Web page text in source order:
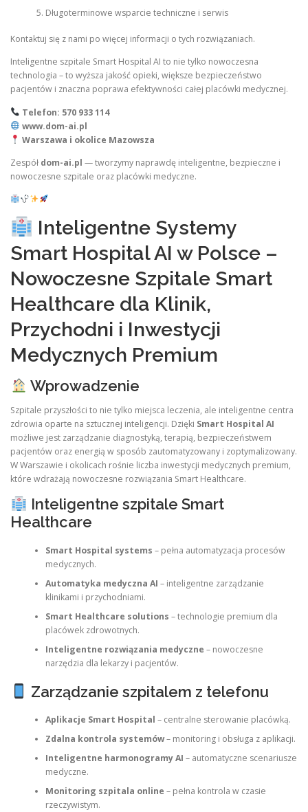
Długoterminowe wsparcie techniczne i serwis
Kontaktuj się z nami po więcej informacji o tych rozwiązaniach.
Inteligentne szpitale Smart Hospital AI to nie tylko nowoczesna
technologia – to wyższa jakość opieki, większe bezpieczeństwo
pacjentów i znaczna poprawa efektywności całej placówki medycznej.
Telefon: 570 933 114
www.dom-ai.pl
Warszawa i okolice Mazowsza
Zespół dom-ai.pl — tworzymy naprawdę inteligentne, bezpieczne i
nowoczesne szpitale oraz placówki medyczne.
Inteligentne Systemy
Smart Hospital AI w Polsce –
Nowoczesne Szpitale Smart
Healthcare dla Klinik,
Przychodni i Inwestycji
Medycznych Premium
Wprowadzenie
Szpitale przyszłości to nie tylko miejsca leczenia, ale inteligentne centra
zdrowia oparte na sztucznej inteligencji. Dzięki Smart Hospital AI
możliwe jest zarządzanie diagnostyką, terapią, bezpieczeństwem
pacjentów oraz energią w sposób zautomatyzowany i zoptymalizowany.
W Warszawie i okolicach rośnie liczba inwestycji medycznych premium,
które wdrażają nowoczesne rozwiązania Smart Healthcare.
Inteligentne szpitale Smart
Healthcare
Smart Hospital systems – pełna automatyzacja procesów
medycznych.
Automatyka medyczna AI – inteligentne zarządzanie
klinikami i przychodniami.
Smart Healthcare solutions – technologie premium dla
placówek zdrowotnych.
Inteligentne rozwiązania medyczne – nowoczesne
narzędzia dla lekarzy i pacjentów.
Zarządzanie szpitalem z telefonu
Aplikacje Smart Hospital – centralne sterowanie placówką.
Zdalna kontrola systemów– monitoring i obsługa z aplikacji.
Inteligentne harmonogramy AI – automatyczne scenariusze
medyczne.
Monitoring szpitala online – pełna kontrola w czasie
rzeczywistym.